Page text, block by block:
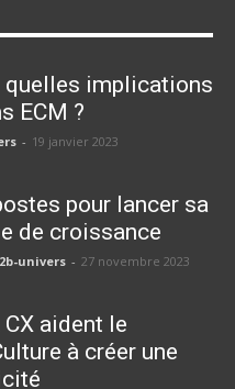
quelles implications
ECM ?
- 19 janvier 2023
pour lancer sa
de croissance
univers - 27 novembre 2023
aident le
à créer une